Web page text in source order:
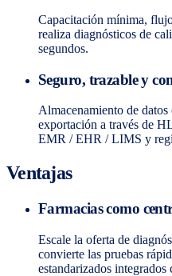
Capacitación mínima,
realiza diagnósticos de
segundos.
Seguro, trazable y
Almacenamiento de
exportación a través de
EMR / EHR / LIMS y
Ventajas
Farmacias como
Escale la oferta de
convierte las pruebas
estandarizados integrados